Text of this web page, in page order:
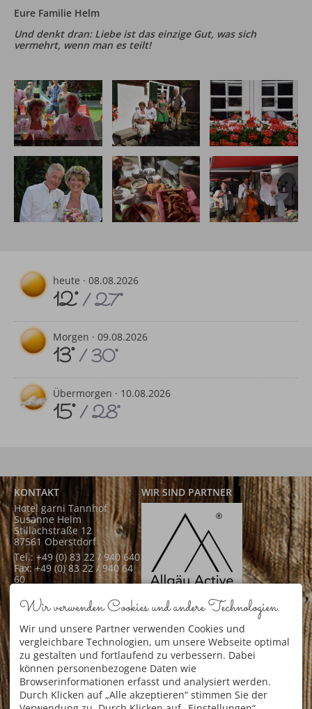
Eure Familie Helm
Und denkt dran: Liebe ist das einzige Gut, was sich
vermehrt, wenn man es teilt!
Hotel Tannhofs ließ
keine Wünsche offen
Glücklich vor dem
Heimatmuseum
Wer da wohl hinter
dem Fenster ist
heute · 08.08.2026
12°/ 27°
Morgen · 09.08.2026
13°/ 30°
Übermorgen · 10.08.2026
15°/ 28°
KONTAKT
Hotel garni Tannhof
Susanne Helm
Stillachstraße 12
87561 Oberstdorf
Tel.: +49 (0) 83 22 / 940 640
Fax: +49 (0) 83 22 / 940 64
60
tannhof.de
WIR SIND PARTNER
Allgäu Active
SERVICE
Newsletter
Gästezufriedenheit
Anfrage
Online-Buchung
Lage & Anreise
Wir verwenden Cookies und andere Technologien.
Wir und unsere Partner verwenden Cookies und
vergleichbare Technologien, um unsere Webseite optimal
zu gestalten und fortlaufend zu verbessern. Dabei
können personenbezogene Daten wie
Browserinformationen erfasst und analysiert werden.
Durch Klicken auf „Alle akzeptieren“ stimmen Sie der